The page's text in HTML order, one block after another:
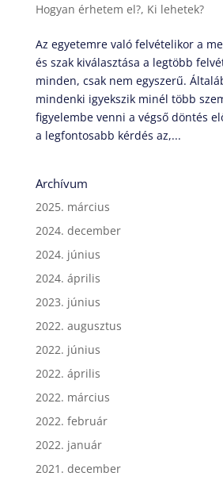
Hogyan érhetem el?, Ki lehetek?
Az egyetemre való felvételikor a
és szak kiválasztása a legtöbb
minden, csak nem egyszerű.
mindenki igyekszik minél több
figyelembe venni a végső döntés
a legfontosabb kérdés az,...
Archívum
2025. március
2024. december
2024. június
2024. április
2023. június
2022. augusztus
2022. június
2022. április
2022. március
2022. február
2022. január
2021. december